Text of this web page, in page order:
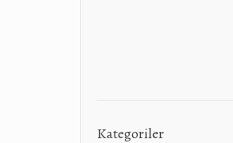
Kategoriler